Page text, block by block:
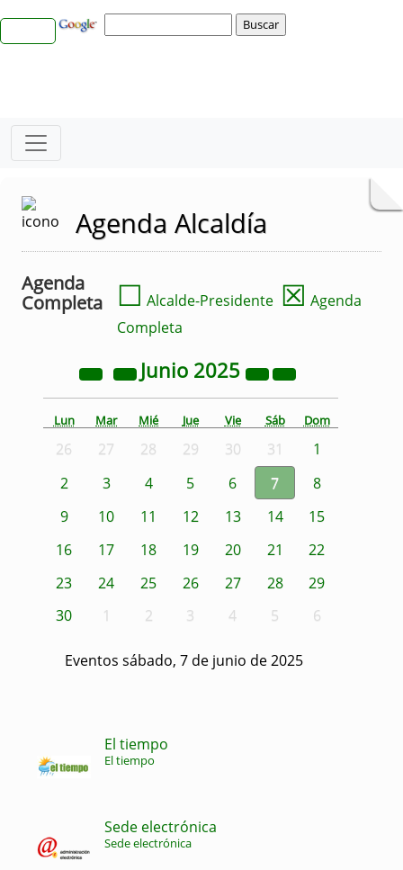
Agenda Alcaldía
Agenda
Completa
☐ Alcalde-Presidente ☒ Agenda
Completa
Junio 2025
Lun Mar Mié Jue Vie Sáb Dom
26 27 28 29 30 31
1
2
3 4 5 6 7
8
9
10 11 12 13 14
15
16
17 18 19 20 21
22
23
24 25 26 27 28
29
30
1 2 3 4 5 6
Eventos sábado, 7 de junio de 2025
El tiempo
El tiempo
Sede electrónica
Sede electrónica